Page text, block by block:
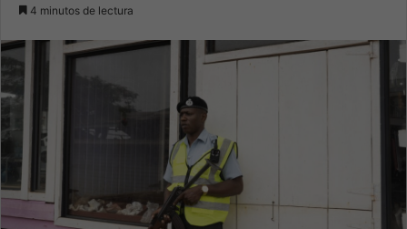
4 minutos de lectura